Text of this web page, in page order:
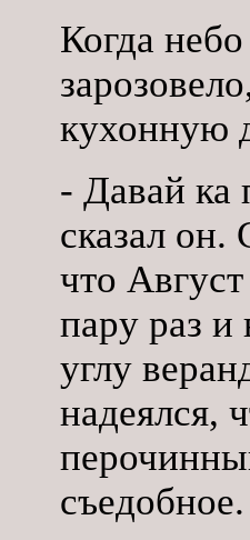
Когда
кухонную
- Давай ка
сказал он.
что
пару раз и
углу
надеялся,
съедобное.